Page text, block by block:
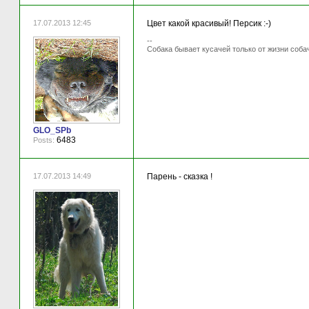
17.07.2013 12:45
GLO_SPb
Posts: 6483
Цвет какой красивый! Персик :-)
--
Собака бывает кусачей только от жизни
17.07.2013 14:49 Парень - сказка !